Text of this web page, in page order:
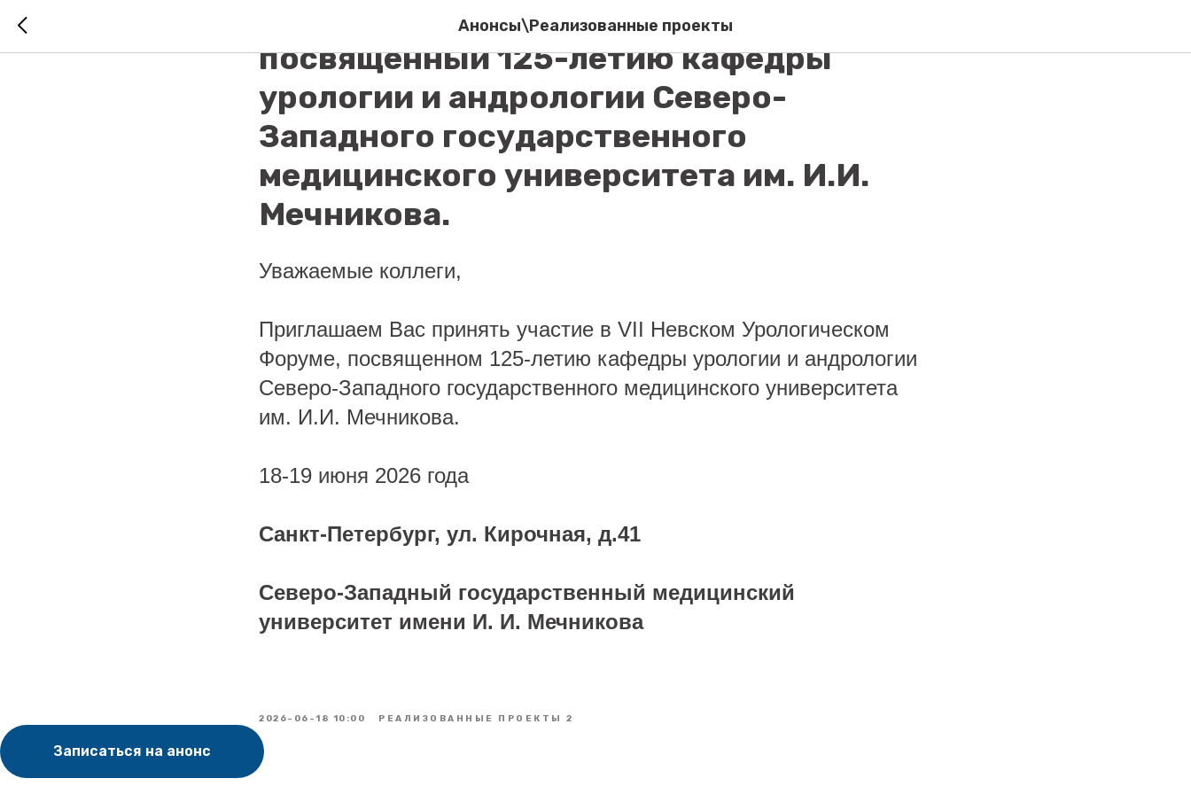
Анонсы\Реализованные проекты
VII Невский Урологический Форум,
посвященный 125-летию кафедры
урологии и андрологии Северо-
Западного государственного
медицинского университета им. И.И.
Мечникова.
Уважаемые коллеги,
Приглашаем Вас принять участие в VII Невском Урологическом
Форуме, посвященном 125-летию кафедры урологии и андрологии
Северо-Западного государственного медицинского университета
им. И.И. Мечникова.
18-19 июня 2026 года
Санкт-Петербург, ул. Кирочная, д.41
Северо-Западный государственный медицинский
университет имени И. И. Мечникова
2026-06-18 10:00 РЕАЛИЗОВАННЫЕ ПРОЕКТЫ 2
Записаться на анонс